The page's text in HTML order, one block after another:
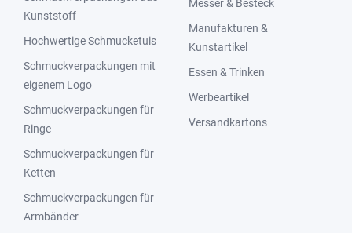
Kunststoff
Hochwertige Schmucketuis
Schmuckverpackungen mit
eigenem Logo
Schmuckverpackungen für
Ringe
Schmuckverpackungen für
Ketten
Schmuckverpackungen für
Armbänder
Messer & Besteck
Manufakturen &
Kunstartikel
Essen & Trinken
Werbeartikel
Versandkartons